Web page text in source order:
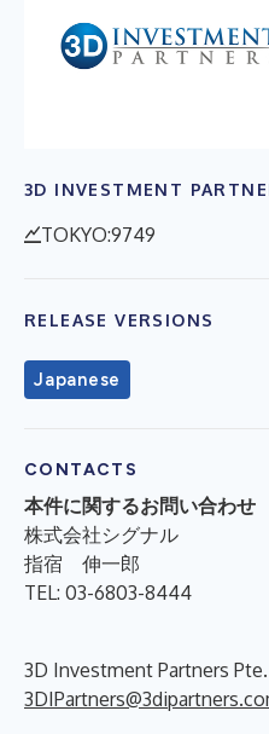
3D INVESTMENT
TOKYO:9749
RELEASE VERSIONS
Japanese
CONTACTS
本件に関するお問い合わせ
株式会社シグナル
指宿 伸一郎
TEL: 03-6803-8444
3D Investment Partners